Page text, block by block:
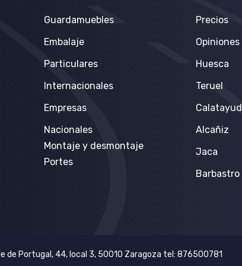
Guardamuebles
Embalaje
Particulares
Internacionales
Empresas
Nacionales
Montaje y desmontaje
Portes
Precios
Opiniones
Huesca
Teruel
Calatayud
Alcañiz
Jaca
Barbastro
de Portugal, 44, local 3, 50010 Zaragoza tel: 876500781